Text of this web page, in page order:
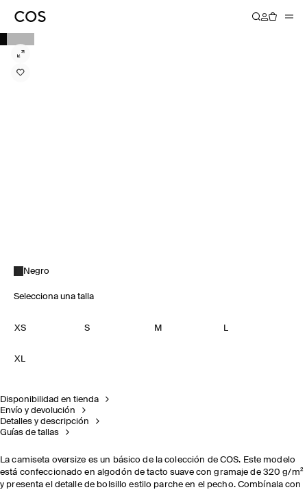
Negro
Selecciona una talla
XS S M L
XL
Disponibilidad en tienda
Envío y devolución
Detalles y descripción
Guías de tallas
La camiseta oversize es un básico de la colección de COS. Este modelo
está confeccionado en algodón de tacto suave con gramaje de 320 g/m²
y presenta el detalle de bolsillo estilo parche en el pecho. Combínala con